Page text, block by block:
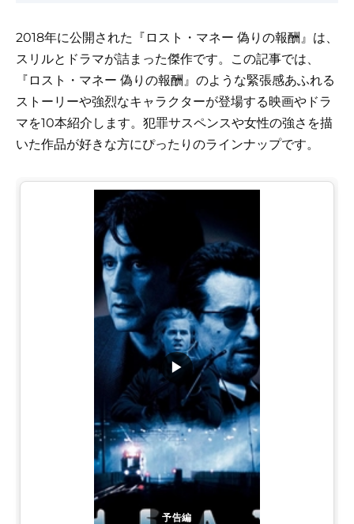
2018年に公開された『ロスト・マネー 偽りの報酬』は、
スリルとドラマが詰まった傑作です。この記事では、
『ロスト・マネー 偽りの報酬』のような緊張感あふれる
ストーリーや強烈なキャラクターが登場する映画やドラ
マを10本紹介します。犯罪サスペンスや女性の強さを描
いた作品が好きな方にぴったりのラインナップです。
予告編
▶